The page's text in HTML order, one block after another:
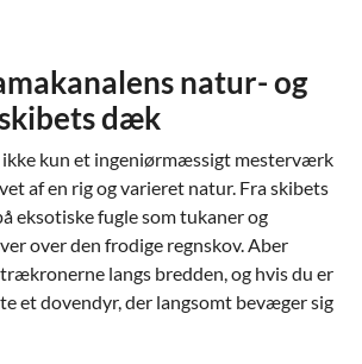
natur- og
dæk
ikke kun et ingeniørmæssigt mesterværk
af en rig og varieret natur. Fra skibets
eksotiske fugle som tukaner og
over den frodige regnskov. Aber
langs bredden, og hvis du er
et dovendyr, der langsomt bevæger sig